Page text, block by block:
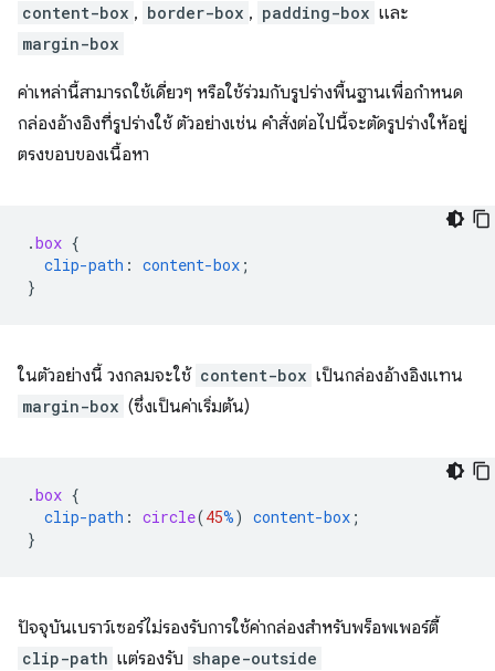
content-box , border-box , padding-box และ
margin-box
ค่าเหล่านี้สามารถใช้เดี่ยวๆ หรือใช้ร่วมกับรูปร่างพื้นฐานเพื่อกำหนด
กล่องอ้างอิงที่รูปร่างใช้ ตัวอย่างเช่น คำสั่งต่อไปนี้จะตัดรูปร่างให้อยู่
ตรงขอบของเนื้อหา
.box {
clip-path : content-box ;
}
ในตัวอย่างนี้ วงกลมจะใช้ content-box เป็นกล่องอ้างอิงแทน
margin-box (ซึ่งเป็นค่าเริ่มต้น)
.box {
clip-path : circle(45%) content-box ;
}
ปัจจุบันเบราว์เซอร์ไม่รองรับการใช้ค่ากล่องสำหรับพร็อพเพอร์ตี้
clip-path แต่รองรับ shape-outside